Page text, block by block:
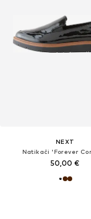
NEXT
Natikači 'Forever
50,00 €